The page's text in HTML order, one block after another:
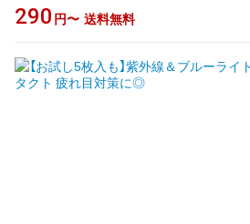
290 円〜 送料無料